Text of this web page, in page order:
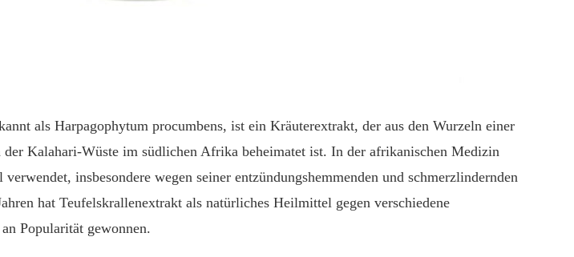
als Harpagophytum procumbens, ist ein Kräuterextrakt, der aus den Wurzeln einer
Kalahari-Wüste im südlichen Afrika beheimatet ist. In der afrikanischen Medizin
insbesondere wegen seiner entzündungshemmenden und schmerzlindernden
hat Teufelskrallenextrakt als natürliches Heilmittel gegen verschiedene
Popularität gewonnen.